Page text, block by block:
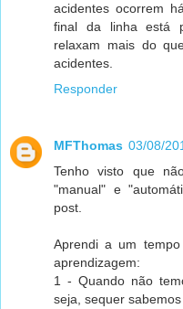
acidentes ocorrem
final da linha está
relaxam mais do
acidentes.
Responder
MFThomas 03/08/
Tenho visto que
"manual" e
post.
Aprendi a um
aprendizagem:
1 - Quando não
seja, sequer